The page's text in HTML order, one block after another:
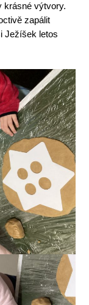
krásné výtvory.
zapálit
Ježíšek letos